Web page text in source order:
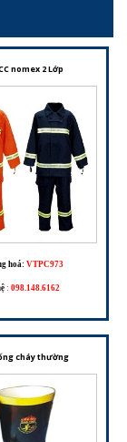
Cho Đội Phòng Cháy Chữa
nomex 2 Lớp
hoá: VTPC973
: 098.148.6162
Tác PCCC Và Môi Trường
cháy thường